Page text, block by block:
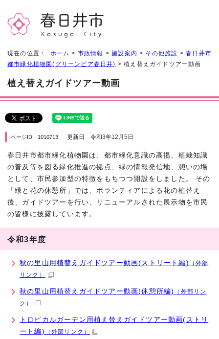
現在の位置： ホーム > 市政情報 >施設案内 > その他施設 >春日井市
都市緑化植物園(グリーンピア春日井) > 植え替えガイドツアー動画
植え替えガイドツアー動画
ページID 1010713 更新日 令和3年12月5日
春日井市都市緑化植物園は、都市緑化意識の高揚、植栽知識
の普及等を図る緑化推進の拠点、緑の情報発信地、憩いの場
として、市民参加型の特徴をもちつつ開設をしました。 その
「緑と花の休憩所」では、ボランティアによる花の植替え
後、ガイドツアーを行い、リニューアルされた展示物を市民
の皆様に披露しています。
令和3年度
秋の里山用植替えガイドツアー動画(ストリート編)
（外部
リンク）
秋の里山用植替えガイドツアー動画(休憩所編)
（外部リン
ク）
トロピカルガーデン用植え替えガイドツアー動画(ストリ
ート編)
（外部リンク）